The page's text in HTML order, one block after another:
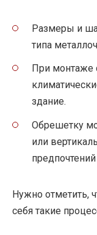
Размеры и
типа
При монтаже
здание.
Обрешетку
или
Нужно отметить,
себя такие